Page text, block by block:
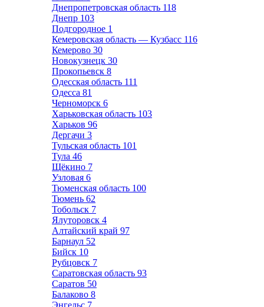
Днепропетровская область 118
Днепр 103
Подгородное 1
Кемеровская область — Кузбасс 116
Кемерово 30
Новокузнецк 30
Прокопьевск 8
Одесская область 111
Одесса 81
Черноморск 6
Харьковская область 103
Харьков 96
Дергачи 3
Тульская область 101
Тула 46
Щёкино 7
Узловая 6
Тюменская область 100
Тюмень 62
Тобольск 7
Ялуторовск 4
Алтайский край 97
Барнаул 52
Бийск 10
Рубцовск 7
Саратовская область 93
Саратов 50
Балаково 8
Энгельс 7